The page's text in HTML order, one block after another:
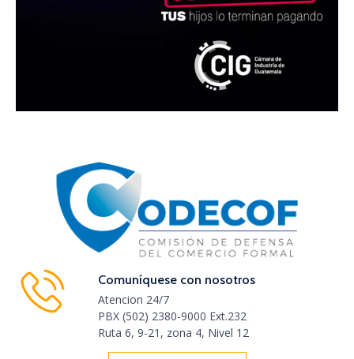
Comuníquese con nosotros
Atencion 24/7
PBX (502) 2380-9000 Ext.232
Ruta 6, 9-21, zona 4, Nivel 12